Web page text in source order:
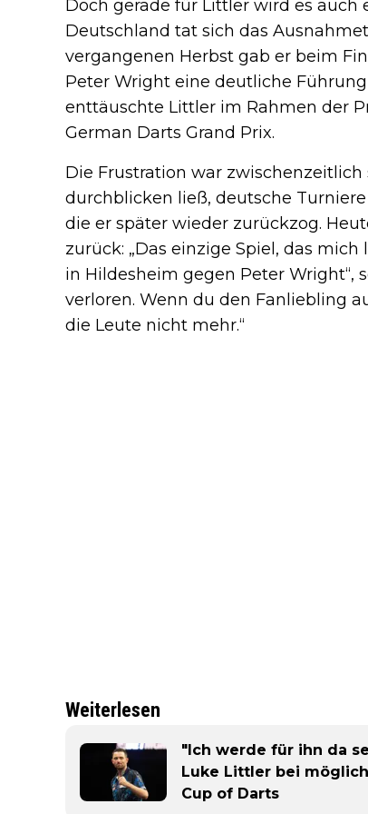
Doch gerade für Littler wird es auch
Deutschland tat sich das
vergangenen Herbst gab er beim
Peter Wright eine deutliche
enttäuschte Littler im Rahmen der
German Darts Grand Prix.
Die Frustration war zwischenzeitlich
durchblicken ließ, deutsche
die er später wieder zurückzog.
zurück: „Das einzige Spiel, das
in Hildesheim gegen Peter Wright“,
verloren. Wenn du den Fanliebling
die Leute nicht mehr.“
Weiterlesen
"Ich werde für ihn da
Luke Littler bei
Cup of Darts